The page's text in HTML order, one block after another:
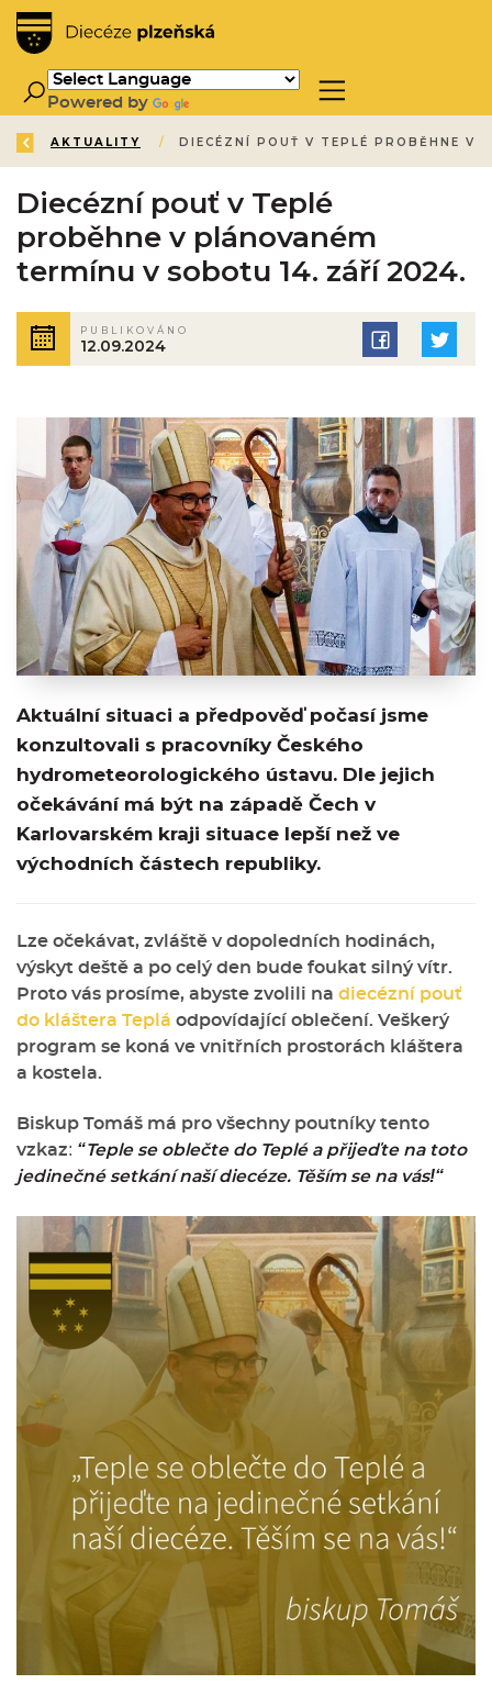
Powered by
ZPĚT
ÚVOD /
AKTUALITY /
Diecézní pouť v Teplé
proběhne v plánovaném
termínu v sobotu 14. září 2024.
PUBLIKOVÁNO
12.09.2024
Aktuální situaci a předpověď počasí jsme
konzultovali s pracovníky Českého
hydrometeorologického ústavu. Dle jejich
očekávání má být na západě Čech v
Karlovarském kraji situace lepší než ve
východních částech republiky.
Lze očekávat, zvláště v dopoledních hodinách,
výskyt deště a po celý den bude foukat silný vítr.
Proto vás prosíme, abyste zvolili na diecézní pouť
do kláštera Teplá odpovídající oblečení. Veškerý
program se koná ve vnitřních prostorách kláštera
a kostela.
Biskup Tomáš má pro všechny poutníky tento
vzkaz: “Teple se oblečte do Teplé a přijeďte na toto
jedinečné setkání naší diecéze. Těším se na vás!“